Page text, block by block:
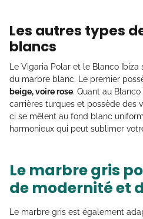
Les autres types
blancs
Le Vigaria Polar et le Blanco
du marbre blanc. Le premier
beige, voire rose. Quant au
carrières turques et possède des
ci se mêlent au fond blanc
harmonieux qui peut sublimer
Le marbre gris
de modernité et
Le marbre gris est également